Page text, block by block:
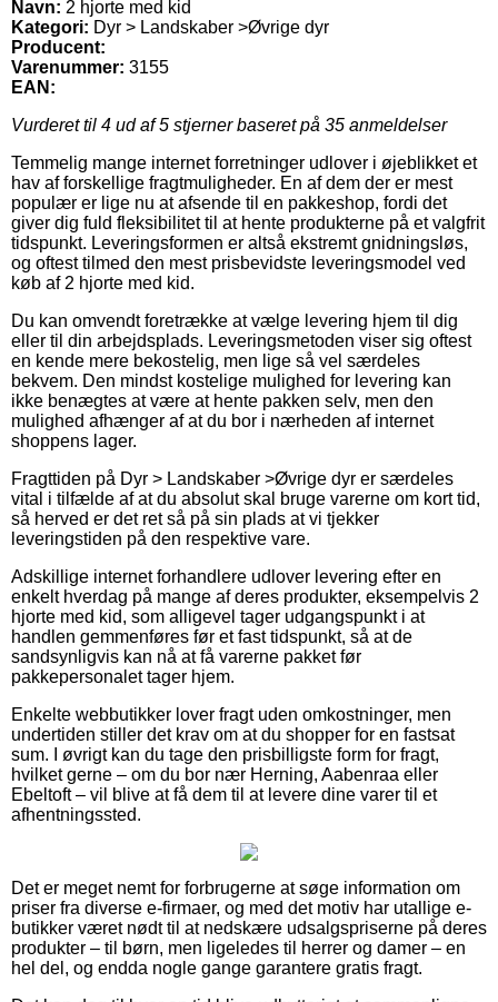
Navn: 2 hjorte med kid
Kategori: Dyr > Landskaber >Øvrige dyr
Producent:
Varenummer: 3155
EAN:
Vurderet til 4 ud af 5 stjerner baseret på 35 anmeldelser
Temmelig mange internet forretninger udlover i øjeblikket et
hav af forskellige fragtmuligheder. En af dem der er mest
populær er lige nu at afsende til en pakkeshop, fordi det
giver dig fuld fleksibilitet til at hente produkterne på et valgfrit
tidspunkt. Leveringsformen er altså ekstremt gnidningsløs,
og oftest tilmed den mest prisbevidste leveringsmodel ved
køb af 2 hjorte med kid.
Du kan omvendt foretrække at vælge levering hjem til dig
eller til din arbejdsplads. Leveringsmetoden viser sig oftest
en kende mere bekostelig, men lige så vel særdeles
bekvem. Den mindst kostelige mulighed for levering kan
ikke benægtes at være at hente pakken selv, men den
mulighed afhænger af at du bor i nærheden af internet
shoppens lager.
Fragttiden på Dyr > Landskaber >Øvrige dyr er særdeles
vital i tilfælde af at du absolut skal bruge varerne om kort tid,
så herved er det ret så på sin plads at vi tjekker
leveringstiden på den respektive vare.
Adskillige internet forhandlere udlover levering efter en
enkelt hverdag på mange af deres produkter, eksempelvis 2
hjorte med kid, som alligevel tager udgangspunkt i at
handlen gemmenføres før et fast tidspunkt, så at de
sandsynligvis kan nå at få varerne pakket før
pakkepersonalet tager hjem.
Enkelte webbutikker lover fragt uden omkostninger, men
undertiden stiller det krav om at du shopper for en fastsat
sum. I øvrigt kan du tage den prisbilligste form for fragt,
hvilket gerne – om du bor nær Herning, Aabenraa eller
Ebeltoft – vil blive at få dem til at levere dine varer til et
afhentningssted.
Det er meget nemt for forbrugerne at søge information om
priser fra diverse e-firmaer, og med det motiv har utallige e-
butikker været nødt til at nedskære udsalgspriserne på deres
produkter – til børn, men ligeledes til herrer og damer – en
hel del, og endda nogle gange garantere gratis fragt.